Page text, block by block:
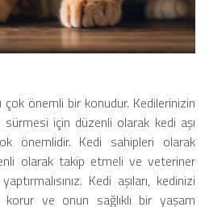
çok önemli bir konudur. Kedilerinizin
için düzenli olarak kedi aşı
önemlidir. Kedi sahipleri olarak
olarak takip etmeli ve veteriner
Kedi aşıları, kedinizi
ve onun sağlıklı bir yaşam